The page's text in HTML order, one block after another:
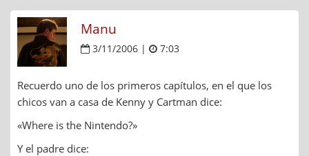
Manu
3/11/2006 | 7:03
Recuerdo uno de los primeros capítulos, en el que los
chicos van a casa de Kenny y Cartman dice:
«Where is the Nintendo?»
Y el padre dice: